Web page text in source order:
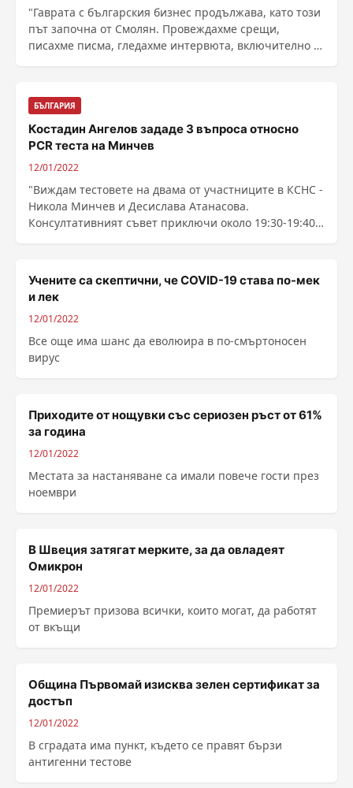
"Гаврата с българския бизнес продължава, като този
път започна от Смолян. Провеждахме срещи,
писахме писма, гледахме интервюта, включително и
БЪЛГАРИЯ
Костадин Ангелов зададе 3 въпроса относно
PCR теста на Минчев
12/01/2022
"Виждам тестовете на двама от участниците в КСНС -
Никола Минчев и Десислава Атанасова.
Консултативният съвет приключи около 19:30-19:40
Учените са скептични, че COVID-19 става по-мек
и лек
12/01/2022
Все още има шанс да еволюира в по-смъртоносен
вирус
Приходите от нощувки със сериозен ръст от 61%
за година
12/01/2022
Местата за настаняване са имали повече гости през
ноември
В Швеция затягат мерките, за да овладеят
Омикрон
12/01/2022
Премиерът призова всички, които могат, да работят
от вкъщи
Община Първомай изисква зелен сертификат за
достъп
12/01/2022
В сградата има пункт, където се правят бързи
антигенни тестове